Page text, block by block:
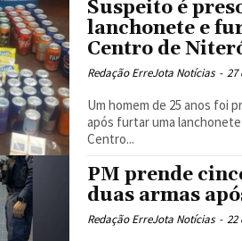
Suspeito é
lanchonete e
Centro de
Redação ErreJota Notícias - 27
Um homem de 25 anos foi
após furtar uma
Centro...
PM prende
duas armas
Redação ErreJota Notícias - 22